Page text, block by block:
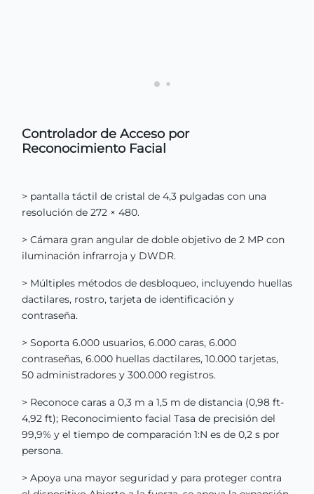
Controlador de Acceso por
Reconocimiento Facial
> pantalla táctil de cristal de 4,3 pulgadas con una
resolución de 272 × 480.
> Cámara gran angular de doble objetivo de 2 MP con
iluminación infrarroja y DWDR.
> Múltiples métodos de desbloqueo, incluyendo huellas
dactilares, rostro, tarjeta de identificación y
contraseña.
> Soporta 6.000 usuarios, 6.000 caras, 6.000
contraseñas, 6.000 huellas dactilares, 10.000 tarjetas,
50 administradores y 300.000 registros.
> Reconoce caras a 0,3 m a 1,5 m de distancia (0,98 ft-
4,92 ft); Reconocimiento facial Tasa de precisión del
99,9% y el tiempo de comparación 1:N es de 0,2 s por
persona.
> Apoya una mayor seguridad y para proteger contra